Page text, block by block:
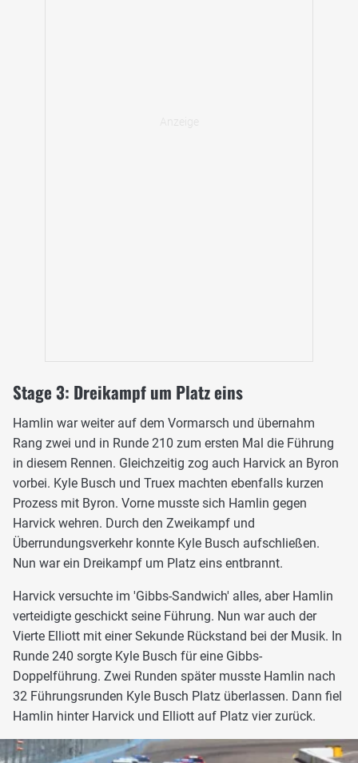
Stage 3: Dreikampf um Platz eins
Hamlin war weiter auf dem Vormarsch und übernahm
Rang zwei und in Runde 210 zum ersten Mal die Führung
in diesem Rennen. Gleichzeitig zog auch Harvick an Byron
vorbei. Kyle Busch und Truex machten ebenfalls kurzen
Prozess mit Byron. Vorne musste sich Hamlin gegen
Harvick wehren. Durch den Zweikampf und
Überrundungsverkehr konnte Kyle Busch aufschließen.
Nun war ein Dreikampf um Platz eins entbrannt.
Harvick versuchte im 'Gibbs-Sandwich' alles, aber Hamlin
verteidigte geschickt seine Führung. Nun war auch der
Vierte Elliott mit einer Sekunde Rückstand bei der Musik. In
Runde 240 sorgte Kyle Busch für eine Gibbs-
Doppelführung. Zwei Runden später musste Hamlin nach
32 Führungsrunden Kyle Busch Platz überlassen. Dann fiel
Hamlin hinter Harvick und Elliott auf Platz vier zurück.